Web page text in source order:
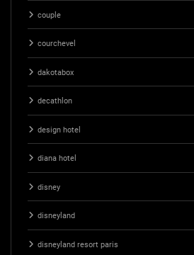
couple
courchevel
dakotabox
decathlon
design hotel
diana hotel
disney
disneyland
disneyland resort paris